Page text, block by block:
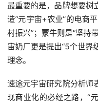
最重要的是，品牌想要树
造“元宇宙+农业”的电商
村振兴”；蒙牛则是“坚持
宙奶厂更是提出“5个世界
理念。
速途元宇宙研究院分析师
现商业化的必经之路，“